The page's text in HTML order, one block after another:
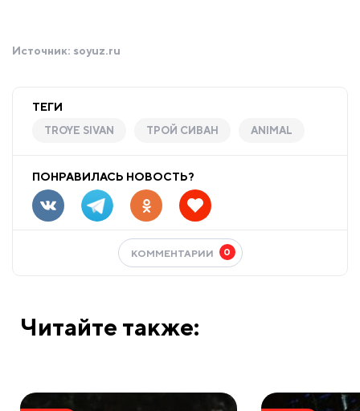
Источник: soyuz.ru
ТЕГИ
TROYE SIVAN ТРОЙ СИВАН ANIMAL
ПОНРАВИЛАСЬ НОВОСТЬ?
КОММЕНТАРИИ 0
Читайте также: